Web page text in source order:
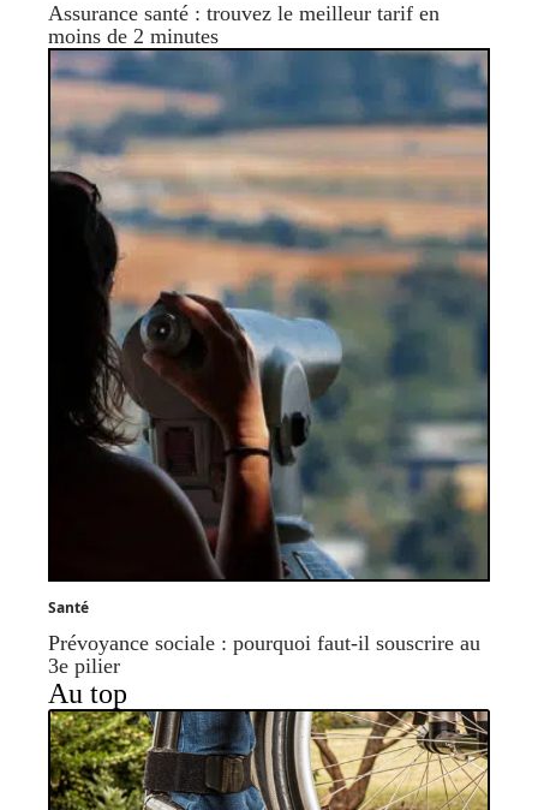
Assurance santé : trouvez le meilleur tarif en
moins de 2 minutes
Santé
Prévoyance sociale : pourquoi faut-il souscrire au
3e pilier
Au top